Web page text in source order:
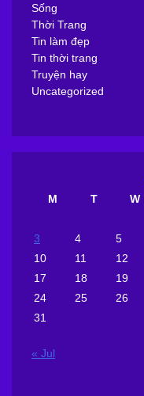
Sống
Thời Trang
Tin làm đẹp
Tin thời trang
Truyện hay
Uncategorized
M
T W
3
4 5
10
11 12
17
18 19
24
25 26
31
« Jul